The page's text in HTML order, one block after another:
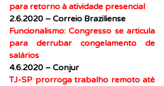
para retorno à atividade presencial
2.6.2020 – Correio Braziliense
Funcionalismo: Congresso se articula
para derrubar congelamento de
salários
4.6.2020 – Conjur
TJ-SP prorroga trabalho remoto até